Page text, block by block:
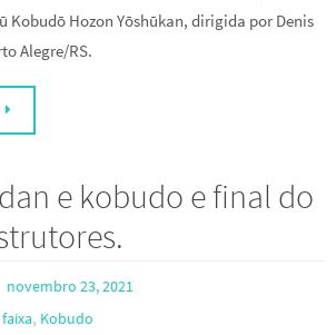
Kobudō Hozon Yōshūkan, dirigida por Denis
Alegre/RS.
e kobudo e final do
novembro 23, 2021
, Kobudo